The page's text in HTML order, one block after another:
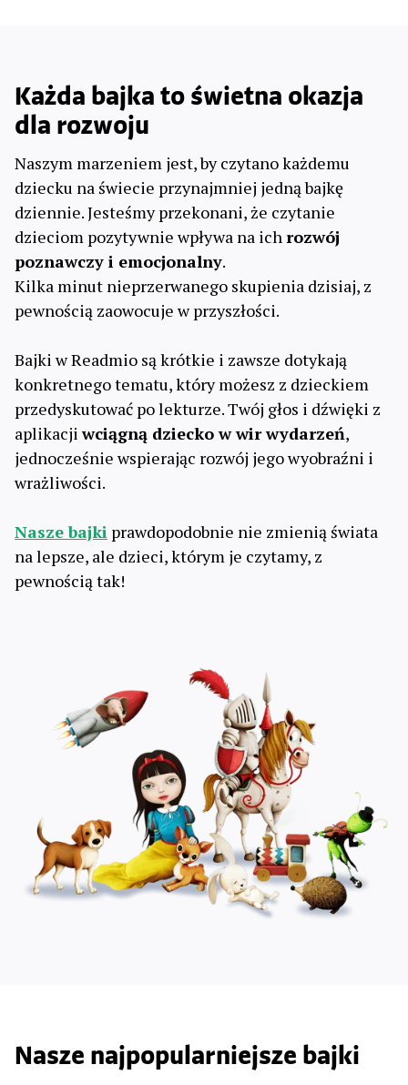
Każda bajka to świetna okazja
dla rozwoju
Naszym marzeniem jest, by czytano każdemu
dziecku na świecie przynajmniej jedną bajkę
dziennie. Jesteśmy przekonani, że czytanie
dzieciom pozytywnie wpływa na ichrozwój
poznawczy i emocjonalny.
Kilka minut nieprzerwanego skupienia dzisiaj, z
pewnością zaowocuje w przyszłości.
Bajki w Readmio są krótkie i zawsze dotykają
konkretnego tematu, który możesz z dzieckiem
przedyskutować po lekturze. Twój głos i dźwięki z
aplikacjiwciągną dziecko w wir wydarzeń,
jednocześnie wspierając rozwój jego wyobraźni i
wrażliwości.
Nasze bajki prawdopodobnie nie zmienią świata
na lepsze, ale dzieci, którym je czytamy, z
pewnością tak!
Nasze najpopularniejsze bajki